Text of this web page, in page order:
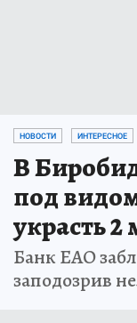
НОВОСТИ ИНТЕРЕСНОЕ
В
под
украсть
Банк ЕАО
заподозрив